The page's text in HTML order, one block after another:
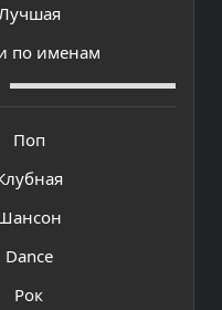
по именам
Поп
Dance
Рок